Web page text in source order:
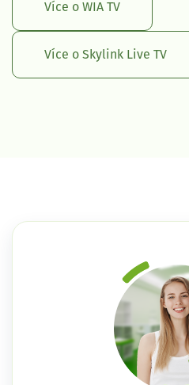
Více o WIA TV
Více o Skylink Live TV